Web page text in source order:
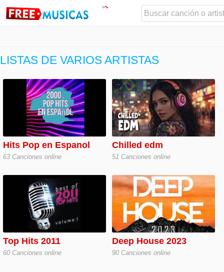
LISTAS DE VARIOS ARTISTAS
Hits Pop en Espanol
63 Canciones online
Chilled edm
51 Canciones online
Top Hits 2011
60 Canciones online
Deep House 2023
90 Canciones online